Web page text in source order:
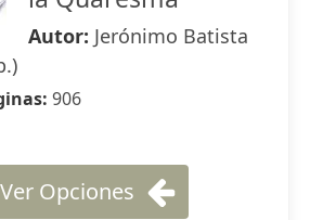
Autor: Jerónimo Batista
906
Ver Opciones